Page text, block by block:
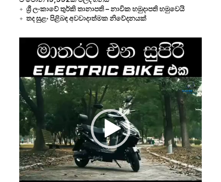
ශ්‍රී ලංකාවේ තුර්කි තානාපති – නාවික හමුදාපති හමුවෙයි
තද සුළං පිළිබඳ අවවාදාත්මක නිවේදනයක්
Player